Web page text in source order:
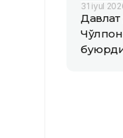
31 iyul
Давлат